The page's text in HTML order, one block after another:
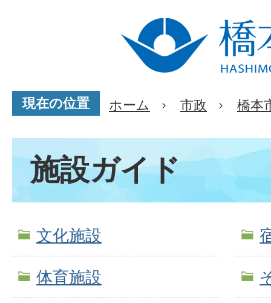
現在の位置 ホーム 市政 橋本
施設ガイド
文化施設
体育施設